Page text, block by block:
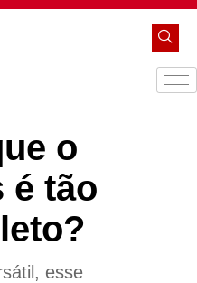
o
é tão
esse